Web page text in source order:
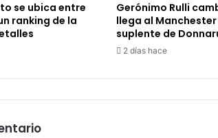
se ubica entre
ranking de la
Gerónimo Rulli
llega al
suplente de
2 días hace